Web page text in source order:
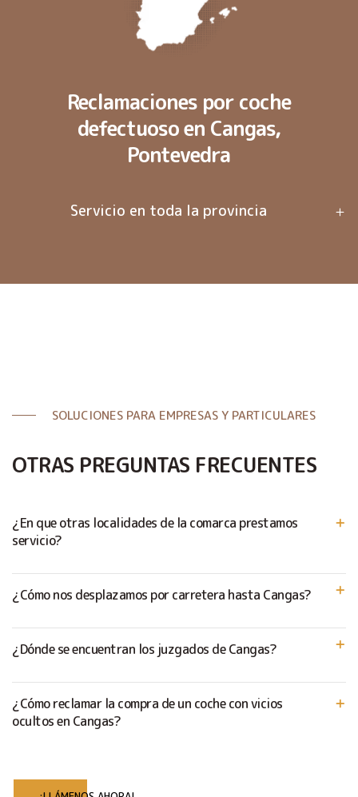
Reclamaciones por coche
defectuoso en Cangas,
Pontevedra
Servicio en toda la provincia
SOLUCIONES PARA EMPRESAS Y PARTICULARES
OTRAS PREGUNTAS FRECUENTES
¿En que otras localidades de la comarca prestamos
servicio?
¿Cómo nos desplazamos por carretera hasta Cangas?
¿Dónde se encuentran los juzgados de Cangas?
¿Cómo reclamar la compra de un coche con vicios
ocultos en Cangas?